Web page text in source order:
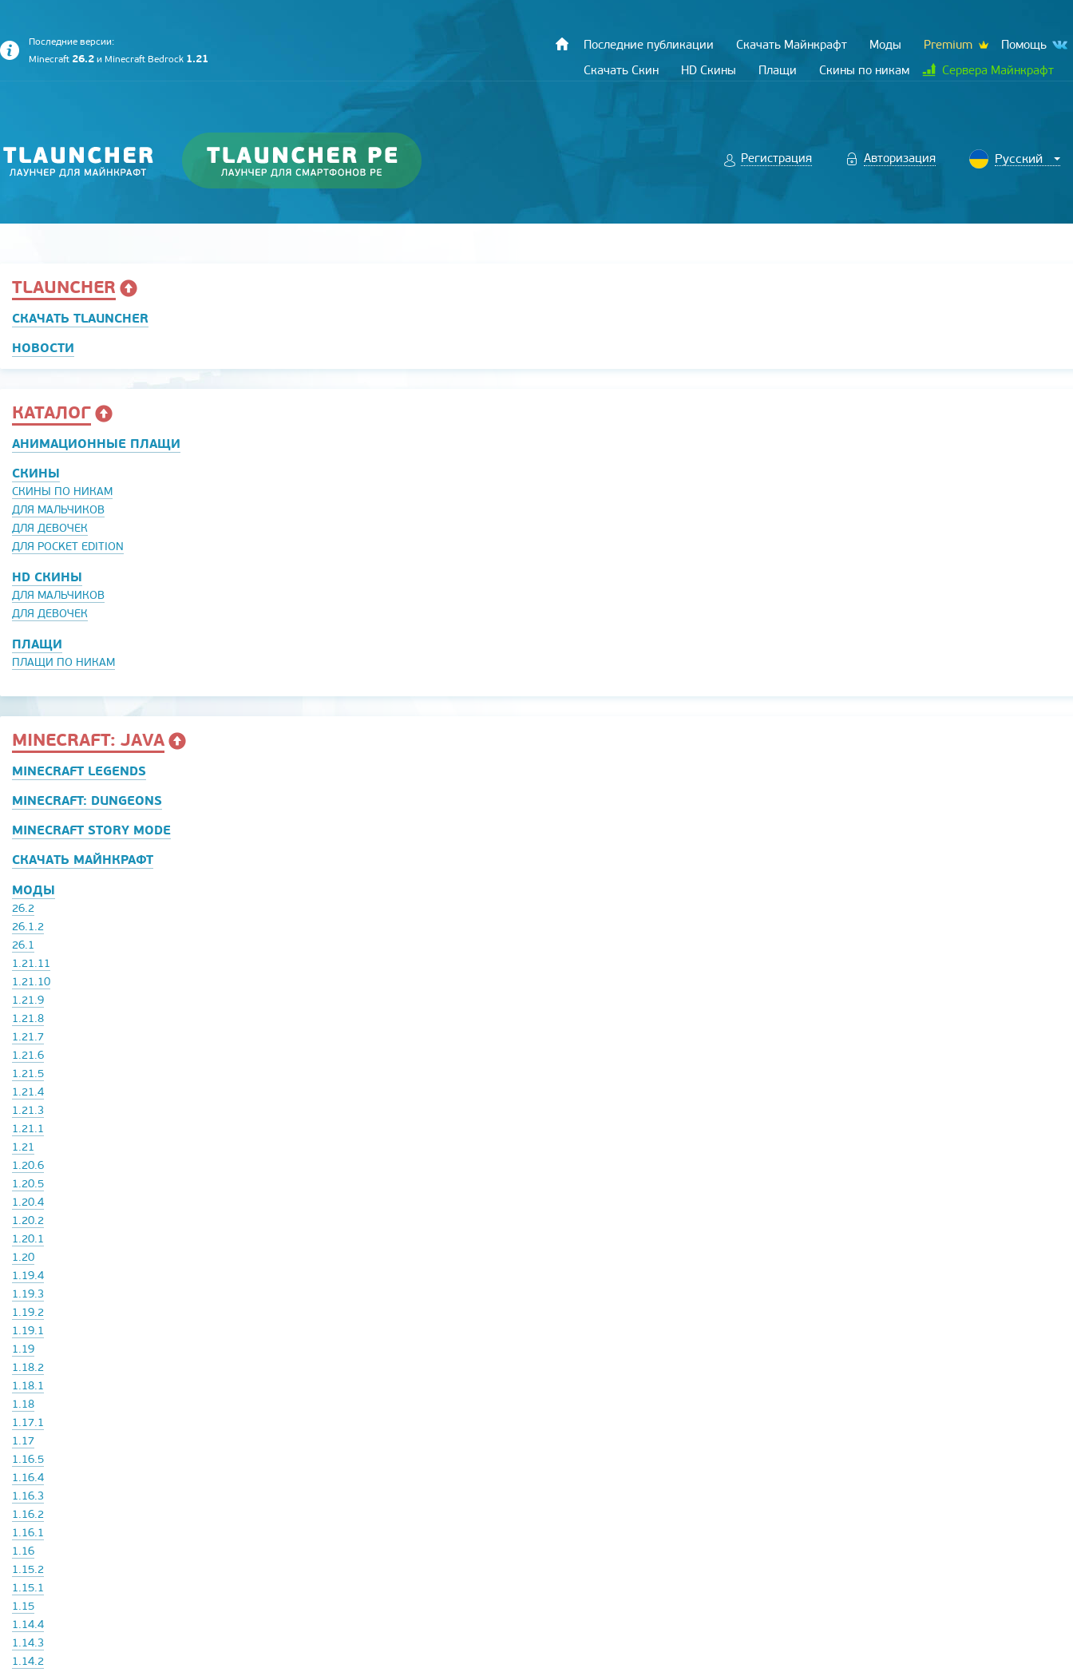
Последние версии:
Minecraft 26.2 и Minecraft Bedrock 1.21
Последние публикации Скачать Майнкрафт Моды Premium
Помощь
Скачать Скин
HD Скины Плащи Скины по никам Сервера Майнкрафт
Регистрация Авторизация
TLAUNCHER
СКАЧАТЬ TLAUNCHER
НОВОСТИ
КАТАЛОГ
АНИМАЦИОННЫЕ ПЛАЩИ
СКИНЫ
СКИНЫ ПО НИКАМ
ДЛЯ МАЛЬЧИКОВ
ДЛЯ ДЕВОЧЕК
ДЛЯ POCKET EDITION
HD СКИНЫ
ДЛЯ МАЛЬЧИКОВ
ДЛЯ ДЕВОЧЕК
ПЛАЩИ
ПЛАЩИ ПО НИКАМ
MINECRAFT: JAVA
MINECRAFT LEGENDS
MINECRAFT: DUNGEONS
MINECRAFT STORY MODE
СКАЧАТЬ МАЙНКРАФТ
МОДЫ
26.2
26.1.2
26.1
1.21.11
1.21.10
1.21.9
1.21.8
1.21.7
1.21.6
1.21.5
1.21.4
1.21.3
1.21.1
1.21
1.20.6
1.20.5
1.20.4
1.20.2
1.20.1
1.20
1.19.4
1.19.3
1.19.2
1.19.1
1.19
1.18.2
1.18.1
1.18
1.17.1
1.17
1.16.5
1.16.4
1.16.3
1.16.2
1.16.1
1.16
1.15.2
1.15.1
1.15
1.14.4
1.14.3
1.14.2